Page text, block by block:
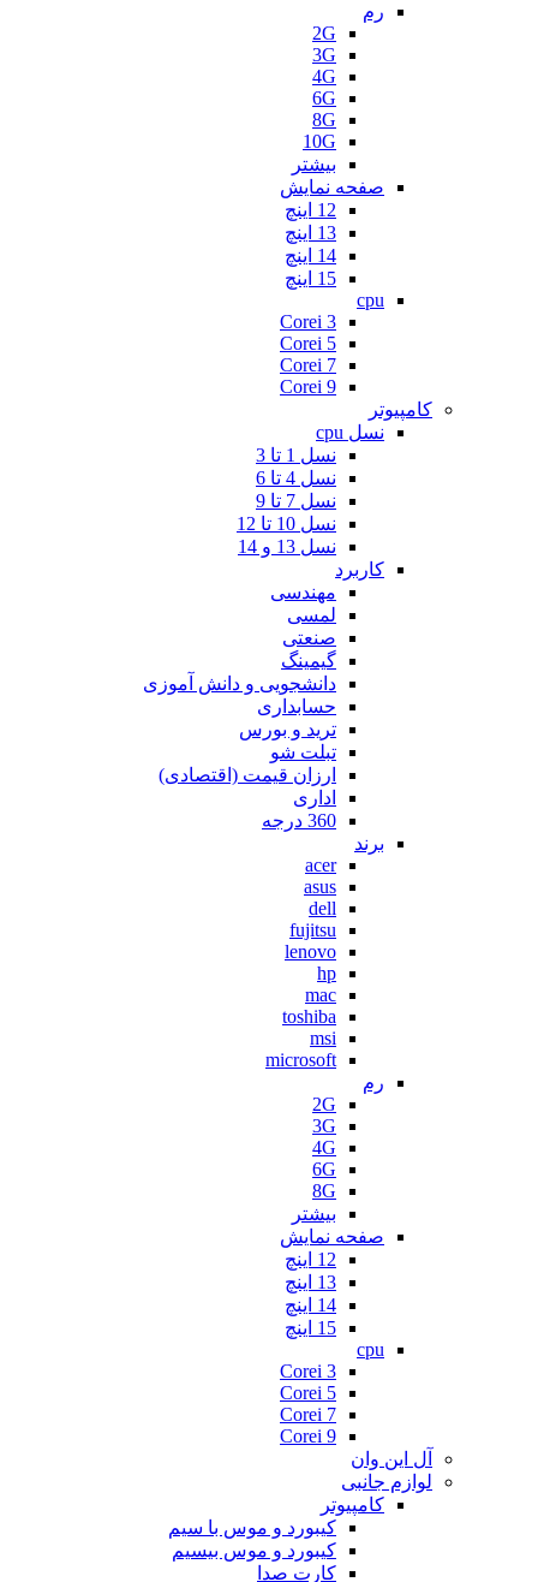
رم
2G
3G
4G
6G
8G
10G
بیشتر
صفحه نمایش
12 اینچ
13 اینچ
14 اینچ
15 اینچ
cpu
Corei 3
Corei 5
Corei 7
Corei 9
کامپیوتر
نسل cpu
نسل 1 تا 3
نسل 4 تا 6
نسل 7 تا 9
نسل 10 تا 12
نسل 13 و 14
کاربرد
مهندسی
لمسی
صنعتی
گیمینگ
دانشجویی و دانش آموزی
حسابداری
ترید و بورس
تبلت شو
ارزان قیمت (اقتصادی)
اداری
360 درجه
برند
acer
asus
dell
fujitsu
lenovo
hp
mac
toshiba
msi
microsoft
رم
2G
3G
4G
6G
8G
بیشتر
صفحه نمایش
12 اینچ
13 اینچ
14 اینچ
15 اینچ
cpu
Corei 3
Corei 5
Corei 7
Corei 9
آل این وان
لوازم جانبی
کامپیوتر
کیبورد و موس با سیم
کیبورد و موس بیسیم
کارت صدا